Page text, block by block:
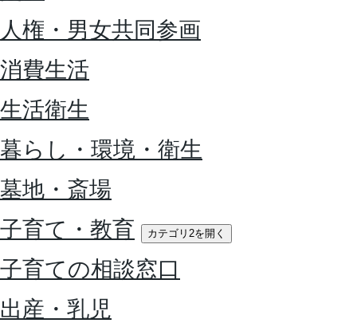
人権・男女共同参画
消費生活
生活衛生
暮らし・環境・衛生
墓地・斎場
子育て・教育
カテゴリ2を開く
子育ての相談窓口
出産・乳児